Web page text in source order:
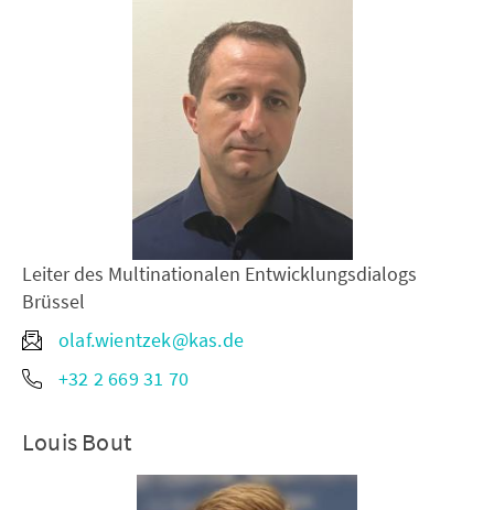
Leiter des Multinationalen Entwicklungsdialogs
Brüssel
olaf.wientzek@kas.de
+32 2 669 31 70
Louis Bout